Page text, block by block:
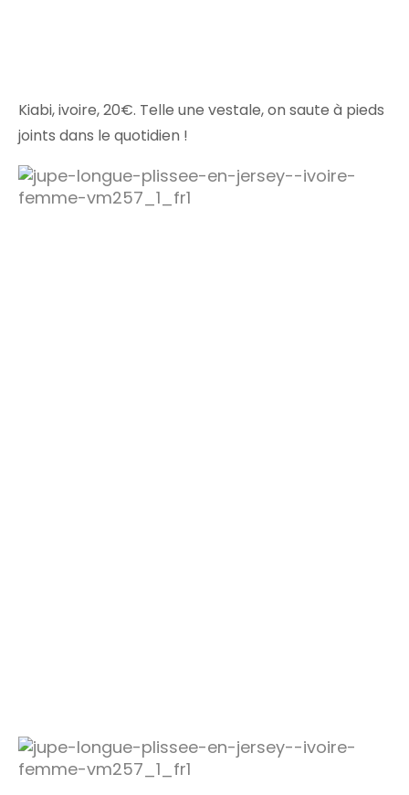
Kiabi, ivoire, 20€. Telle une vestale, on saute à pieds
joints dans le quotidien !